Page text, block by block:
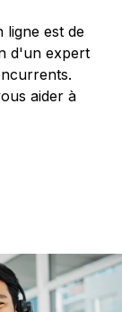
ligne est de
d'un expert
aider à